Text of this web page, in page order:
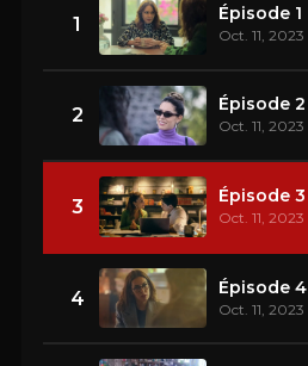
1 Épisode 1
Oct. 11, 2023
2 Épisode 2
Oct. 11, 2023
3 Épisode 3
Oct. 11, 2023
4 Épisode 4
Oct. 11, 2023